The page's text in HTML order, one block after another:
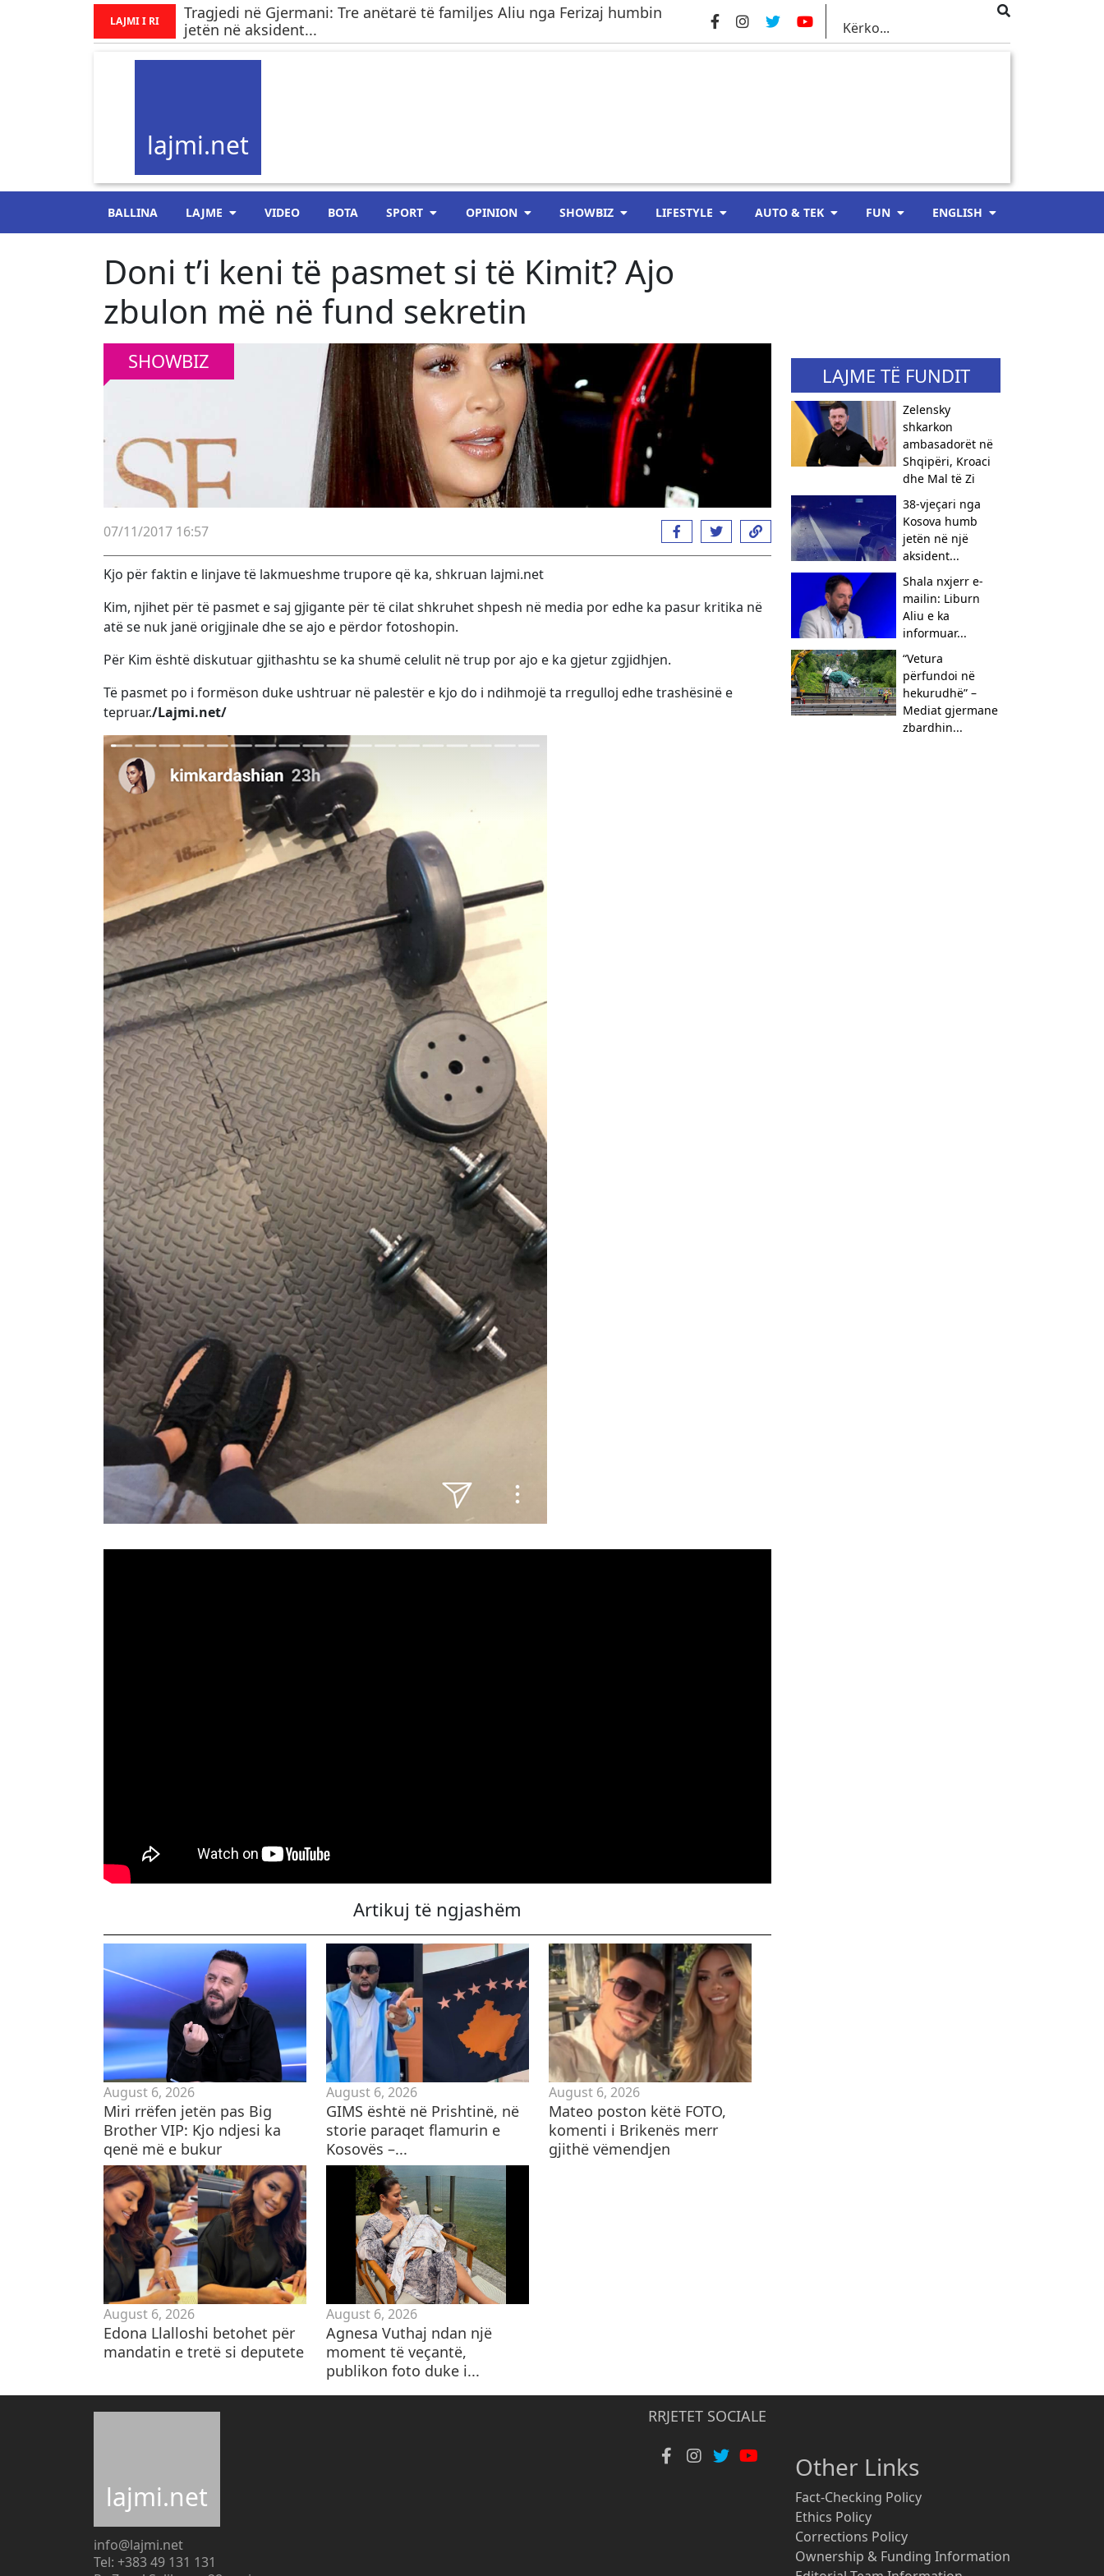
LAJMI I RI
Tragjedi në Gjermani: Tre anëtarë të familjes Aliu nga Ferizaj humbin
jetën në aksident...
lajmi.net
BALLINA LAJME VIDEO BOTA SPORT OPINION SHOWBIZ LIFESTYLE AUTO & TEK FUN ENGLISH
Doni t’i keni të pasmet si të Kimit? Ajo
zbulon më në fund sekretin
SHOWBIZ
07/11/2017 16:57
Kjo për faktin e linjave të lakmueshme trupore që ka, shkruan lajmi.net
Kim, njihet për të pasmet e saj gjigante për të cilat shkruhet shpesh në media por edhe ka pasur kritika në
atë se nuk janë origjinale dhe se ajo e përdor fotoshopin.
Për Kim është diskutuar gjithashtu se ka shumë celulit në trup por ajo e ka gjetur zgjidhjen.
Të pasmet po i formëson duke ushtruar në palestër e kjo do i ndihmojë ta rregulloj edhe trashësinë e
tepruar./Lajmi.net/
Artikuj të ngjashëm
August 6, 2026
Miri rrëfen jetën pas Big
Brother VIP: Kjo ndjesi ka
qenë më e bukur
August 6, 2026
GIMS është në Prishtinë, në
storie paraqet flamurin e
Kosovës –...
August 6, 2026
Mateo poston këtë FOTO,
komenti i Brikenës merr
gjithë vëmendjen
August 6, 2026
Edona Llalloshi betohet për
mandatin e tretë si deputete
August 6, 2026
Agnesa Vuthaj ndan një
moment të veçantë,
publikon foto duke i...
LAJME TË FUNDIT
Zelensky
shkarkon
ambasadorët në
Shqipëri, Kroaci
dhe Mal të Zi
38-vjeçari nga
Kosova humb
jetën në një
aksident...
Shala nxjerr e-
mailin: Liburn
Aliu e ka
informuar...
“Vetura
përfundoi në
hekurudhë” –
Mediat gjermane
zbardhin...
lajmi.net
info@lajmi.net
Tel: +383 49 131 131
RRJETET SOCIALE
Other Links
Fact-Checking Policy
Ethics Policy
Corrections Policy
Ownership & Funding Information